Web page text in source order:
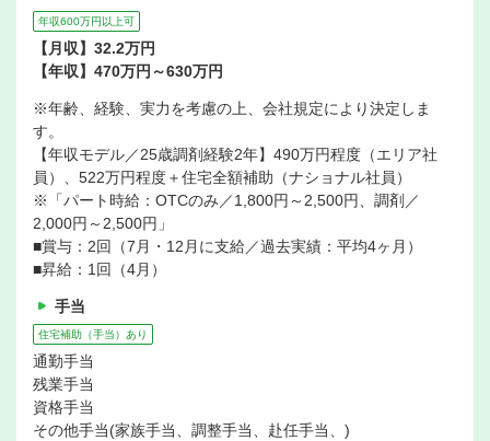
年収600万円以上可
【月収】32.2万円
【年収】470万円～630万円
※年齢、経験、実力を考慮の上、会社規定により決定しま
す。
【年収モデル／25歳調剤経験2年】490万円程度（エリア社
員）、522万円程度＋住宅全額補助（ナショナル社員）
※「パート時給：OTCのみ／1,800円～2,500円、調剤／
2,000円～2,500円」
■賞与：2回（7月・12月に支給／過去実績：平均4ヶ月）
■昇給：1回（4月）
手当
住宅補助（手当）あり
通勤手当
残業手当
資格手当
その他手当(家族手当、調整手当、赴任手当、)